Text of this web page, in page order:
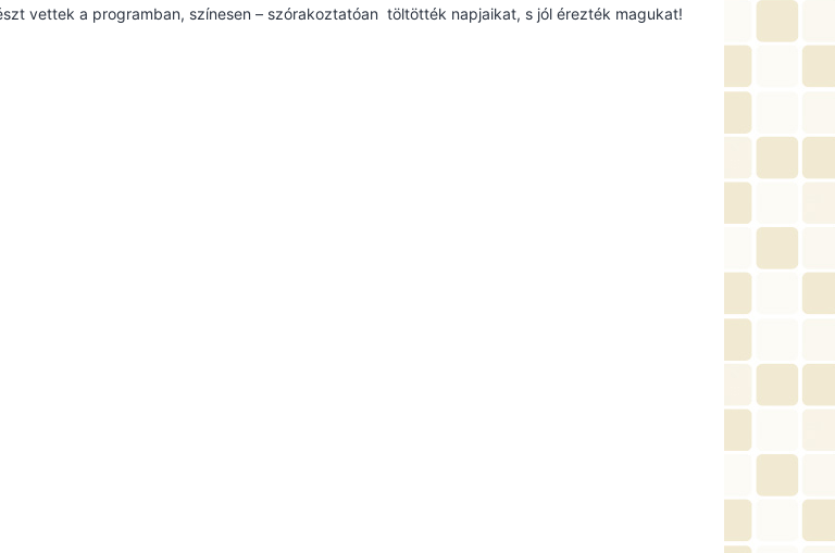
vettek a programban, színesen – szórakoztatóan töltötték napjaikat, s jól érezték magukat!